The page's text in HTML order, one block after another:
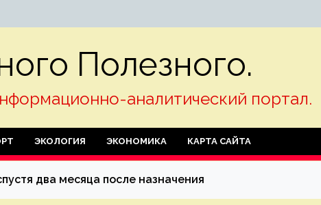
Полезного.
аналитический портал.
ЭКОЛОГИЯ ЭКОНОМИКА КАРТА САЙТА
два месяца после назначения